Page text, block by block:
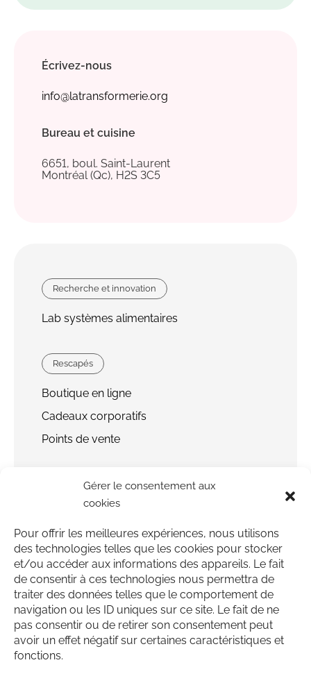
Gérer le consentement aux
cookies
Pour offrir les meilleures expériences, nous utilisons
des technologies telles que les cookies pour stocker
et/ou accéder aux informations des appareils. Le fait
de consentir à ces technologies nous permettra de
traiter des données telles que le comportement de
navigation ou les ID uniques sur ce site. Le fait de ne
pas consentir ou de retirer son consentement peut
avoir un effet négatif sur certaines caractéristiques et
fonctions.
Écrivez-nous
info@latransformerie.org
Bureau et cuisine
6651, boul. Saint-Laurent
Montréal (Qc), H2S 3C5
Recherche et innovation
Lab systèmes alimentaires
Rescapés
Boutique en ligne
Cadeaux corporatifs
Points de vente
Faire un don
À propos
Outils et articles
Lien vers facebook
Lien vers Instagram
Lien vers Youtube
Lien vers Linkedin
® Les marques La Transformerie et Rescapés sont